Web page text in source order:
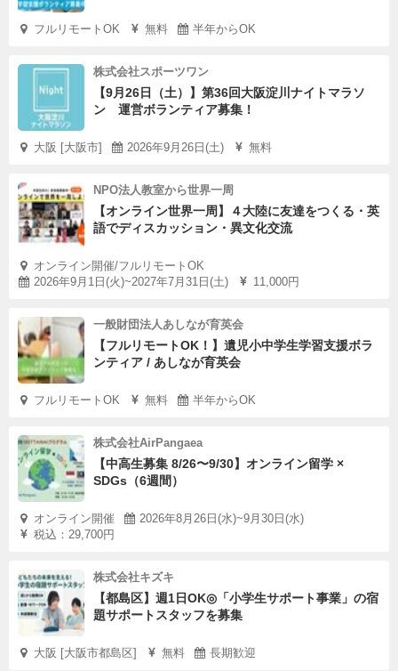
フルリモートOK 無料 半年からOK
株式会社スポーツワン
【9月26日（土）】第36回大阪淀川ナイトマラソ
ン 運営ボランティア募集！
大阪 [大阪市] 2026年9月26日(土) 無料
NPO法人教室から世界一周
【オンライン世界一周】４大陸に友達をつくる・英
語でディスカッション・異文化交流
オンライン開催/フルリモートOK
2026年9月1日(火)~2027年7月31日(土)
11,000円
一般財団法人あしなが育英会
【フルリモートOK！】遺児小中学生学習支援ボラ
ンティア / あしなが育英会
フルリモートOK 無料 半年からOK
株式会社AirPangaea
【中高生募集 8/26〜9/30】オンライン留学 ×
SDGs（6週間）
オンライン開催
2026年8月26日(水)~9月30日(水)
税込：29,700円
株式会社キズキ
【都島区】週1日OK◎「小学生サポート事業」の宿
題サポートスタッフを募集
大阪 [大阪市都島区] 無料 長期歓迎